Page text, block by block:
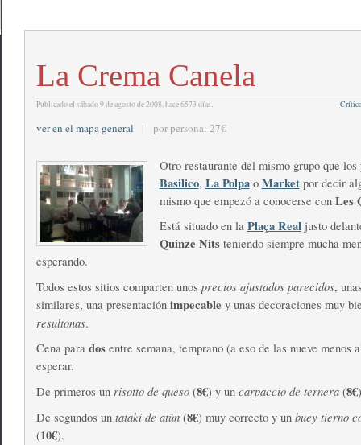
La Crema Canela
Publicado el sábado 9 de agosto de 2008, hace 6573 días.
ver en el mapa general | por persona: 27€
Otro restaurante del mismo grupo que
Basilico, La Polpao Marketpor decir
mismo que empezó a conocerse con Les
Está situado en la Plaça Realjusto
Quinze Nitsteniendo siempre mucha
esperando.
Todos estos sitios comparten unos precios ajustados parecidos,
similares, una presentación impecable y unas decoraciones muy
resultonas.
Cena para dos entre semana, temprano (a eso de las nueve menos
esperar.
De primeros un risotto de queso(8€) y un carpaccio de ternera(8€
De segundos un tataki de atún(8€) muy correcto y un buey tierno
(10€).